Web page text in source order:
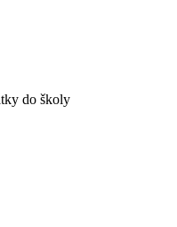
do školy